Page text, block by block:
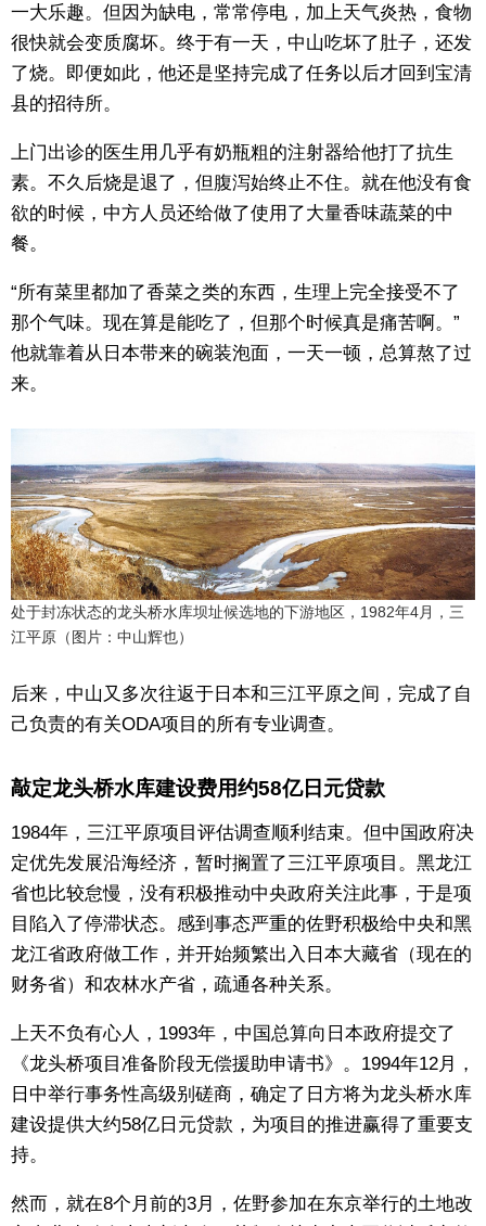
一大乐趣。但因为缺电，常常停电，加上天气炎热，食物
很快就会变质腐坏。终于有一天，中山吃坏了肚子，还发
了烧。即便如此，他还是坚持完成了任务以后才回到宝清
县的招待所。
上门出诊的医生用几乎有奶瓶粗的注射器给他打了抗生
素。不久后烧是退了，但腹泻始终止不住。就在他没有食
欲的时候，中方人员还给做了使用了大量香味蔬菜的中
餐。
“所有菜里都加了香菜之类的东西，生理上完全接受不了
那个气味。现在算是能吃了，但那个时候真是痛苦啊。”
他就靠着从日本带来的碗装泡面，一天一顿，总算熬了过
来。
处于封冻状态的龙头桥水库坝址候选地的下游地区，1982年4月，三
江平原（图片：中山辉也）
后来，中山又多次往返于日本和三江平原之间，完成了自
己负责的有关ODA项目的所有专业调查。
敲定龙头桥水库建设费用约58亿日元贷款
1984年，三江平原项目评估调查顺利结束。但中国政府决
定优先发展沿海经济，暂时搁置了三江平原项目。黑龙江
省也比较怠慢，没有积极推动中央政府关注此事，于是项
目陷入了停滞状态。感到事态严重的佐野积极给中央和黑
龙江省政府做工作，并开始频繁出入日本大藏省（现在的
财务省）和农林水产省，疏通各种关系。
上天不负有心人，1993年，中国总算向日本政府提交了
《龙头桥项目准备阶段无偿援助申请书》。1994年12月，
日中举行事务性高级别磋商，确定了日方将为龙头桥水库
建设提供大约58亿日元贷款，为项目的推进赢得了重要支
持。
然而，就在8个月前的3月，佐野参加在东京举行的土地改